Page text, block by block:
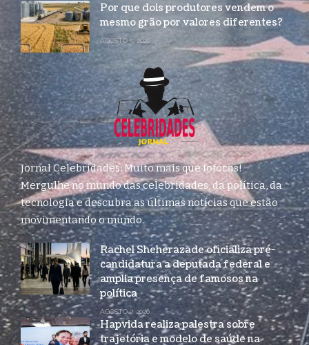
Por que dois produtores vendem o
mesmo grão por valores diferentes?
AGOSTO 5, 2026
Jornal Celebridades: Muito mais que fofocas!
Mergulhe no mundo das celebridades, da política, da
tecnologia e descubra as últimas notícias que estão
movimentando o mundo.
Rachel Sheherazade oficializa pré-
candidatura a deputada federal e
amplia presença de famosos na
política
AGOSTO 7, 2026
Hapvida realiza palestra sobre
trajetória e modelo de saúde na